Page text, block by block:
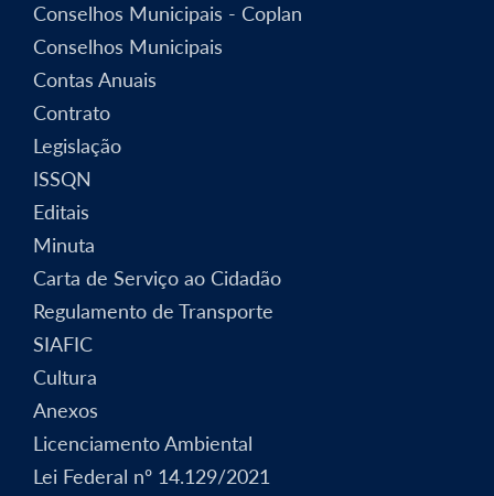
Conselhos Municipais - Coplan
Conselhos Municipais
Contas Anuais
Contrato
Legislação
ISSQN
Editais
Minuta
Carta de Serviço ao Cidadão
Regulamento de Transporte
SIAFIC
Cultura
Anexos
Licenciamento Ambiental
Lei Federal nº 14.129/2021